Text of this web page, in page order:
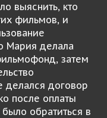
выяснить, кто
фильмов, и
Мария делала
затем
делался договор
после оплаты
обратиться в